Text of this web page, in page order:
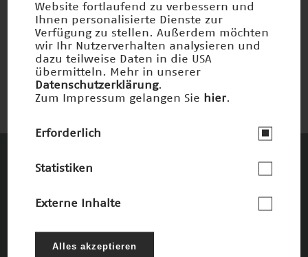
Wirkstoffe durch Protein-Design
Nominiert 2004
Diese Unternehmen und Stiftungen
die damit verbundenen Ziele
Die Förderer
Website fortlaufend zu verbessern und
Ihnen personalisierte Dienste zur
Verfügung zu stellen. Außerdem möchten
wir Ihr Nutzerverhalten analysieren und
dazu teilweise Daten in die USA
übermitteln. Mehr in unserer
Datenschutzerklärung.
Zum Impressum gelangen Sie
hier.
Erforderlich
Statistiken
Externe Inhalte
Alles akzeptieren